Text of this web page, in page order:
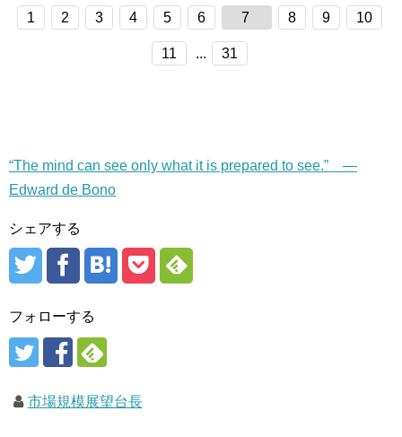
1 2 3 4 5 6 7 8 9 10
11 ... 31
“The mind can see only what it is prepared to see.” —
Edward de Bono
シェアする
フォローする
市場規模展望台長